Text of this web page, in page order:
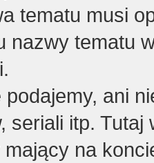
tematu musi
nazwy tematu
ani
seriali itp. Tutaj
na